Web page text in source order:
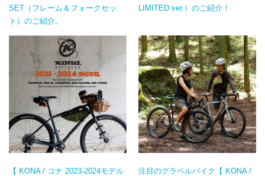
SET（フレーム＆フォークセッ
ト）のご紹介。
LIMITED ver.）のご紹介！
【 KONA / コナ 2023-2024モデル
注目のグラベルバイク【 KONA /